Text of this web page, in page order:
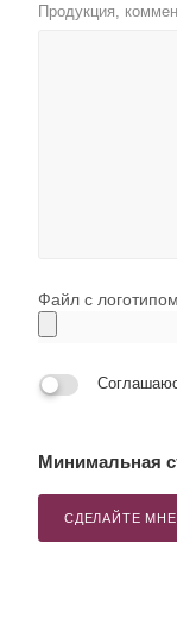
Продукция,
Файл с логотипом
Минимальная
СДЕЛАЙТЕ